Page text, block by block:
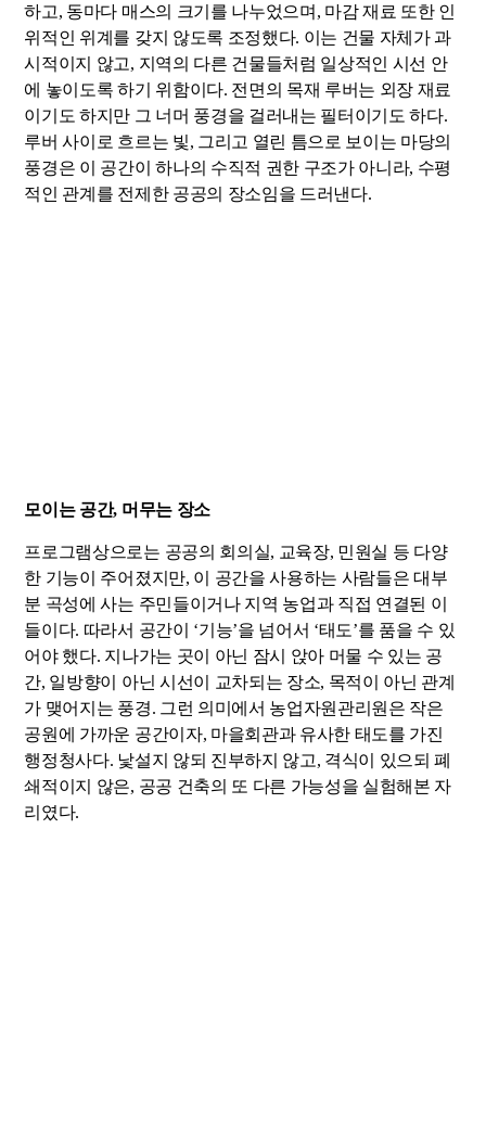
하고, 동마다 매스의 크기를 나누었으며, 마감 재료 또한 인
위적인 위계를 갖지 않도록 조정했다. 이는 건물 자체가 과
시적이지 않고, 지역의 다른 건물들처럼 일상적인 시선 안
에 놓이도록 하기 위함이다. 전면의 목재 루버는 외장 재료
이기도 하지만 그 너머 풍경을 걸러내는 필터이기도 하다.
루버 사이로 흐르는 빛, 그리고 열린 틈으로 보이는 마당의
풍경은 이 공간이 하나의 수직적 권한 구조가 아니라, 수평
적인 관계를 전제한 공공의 장소임을 드러낸다.
모이는 공간, 머무는 장소
프로그램상으로는 공공의 회의실, 교육장, 민원실 등 다양
한 기능이 주어졌지만, 이 공간을 사용하는 사람들은 대부
분 곡성에 사는 주민들이거나 지역 농업과 직접 연결된 이
들이다. 따라서 공간이 ‘기능’을 넘어서 ‘태도’를 품을 수 있
어야 했다. 지나가는 곳이 아닌 잠시 앉아 머물 수 있는 공
간, 일방향이 아닌 시선이 교차되는 장소, 목적이 아닌 관계
가 맺어지는 풍경. 그런 의미에서 농업자원관리원은 작은
공원에 가까운 공간이자, 마을회관과 유사한 태도를 가진
행정청사다. 낯설지 않되 진부하지 않고, 격식이 있으되 폐
쇄적이지 않은, 공공 건축의 또 다른 가능성을 실험해본 자
리였다.